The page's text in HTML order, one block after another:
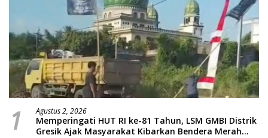
1 Agustus 2, 2026
Memperingati HUT RI ke-81 Tahun, LSM GMBI Distrik
Gresik Ajak Masyarakat Kibarkan Bendera Merah